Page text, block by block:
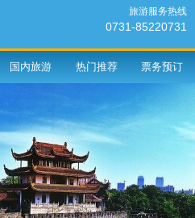
旅游服务热线
0731-85220731
国内旅游 热门推荐 票务预订